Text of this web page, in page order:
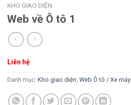
KHO GIAO DIỆN
Web về Ô tô 1
Liên hệ
Danh mục: Kho giao diện, Web Ô tô / Xe máy